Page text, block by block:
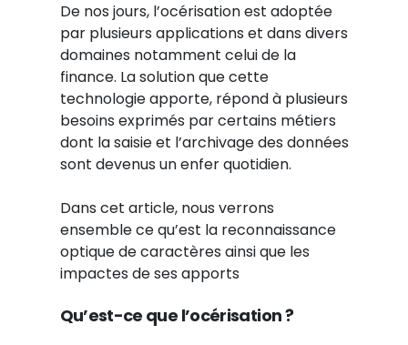
De nos jours, l’océrisation est adoptée
par plusieurs applications et dans divers
domaines notamment celui de la
finance. La solution que cette
technologie apporte, répond à plusieurs
besoins exprimés par certains métiers
dont la saisie et l’archivage des données
sont devenus un enfer quotidien.
Dans cet article, nous verrons
ensemble ce qu’est la reconnaissance
optique de caractères ainsi que les
impactes de ses apports
Qu’est-ce que l’océrisation ?